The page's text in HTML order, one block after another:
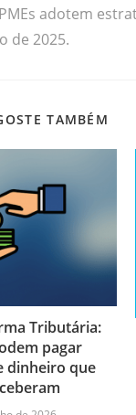
adotem
de 2025.
TAMBÉM
Tributária:
pagar
dinheiro que